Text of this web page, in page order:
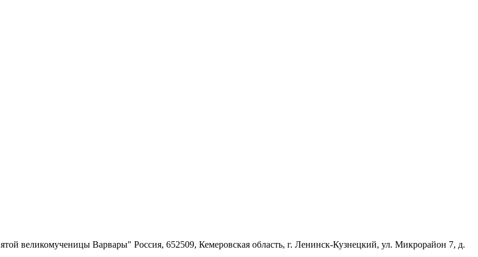
великомученицы Варвары" Россия, 652509, Кемеровская область, г. Ленинск-Кузнецкий, ул. Микрорайон 7, д.